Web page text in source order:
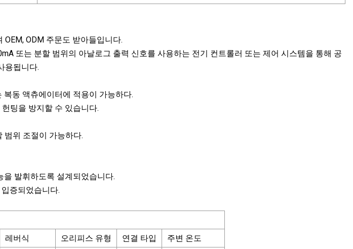
ODM 주문도 받아들입니다.
또는 분할 범위의 아날로그 출력 신호를 사용하는 전기 컨트롤러 또는 제어 시스템을 통해 공
용됩니다.
동 액츄에이터에 적용이 가능하다.
팅을 방지할 수 있습니다.
범위 조절이 가능하다.
발휘하도록 설계되었습니다.
증되었습니다.
레버식 오리피스 유형 연결 타입
주변 온도